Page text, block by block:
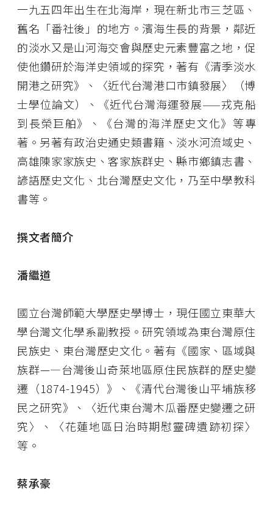
一九五四年出生在北海岸，現在新北市三芝區、
舊名「番社後」的地方。濱海生長的背景，鄰近
的淡水又是山河海交會與歷史元素豐富之地，促
使他鑽研於海洋史領域的探究，著有《清季淡水
開港之研究》、〈近代台灣港口市鎮發展〉（博
士學位論文）、《近代台灣海運發展——戎克船
到長榮巨舶》、《台灣的海洋歷史文化》等專
著。另著有政治史通史類書籍、淡水河流域史、
高雄陳家家族史、客家族群史、縣市鄉鎮志書、
諺語歷史文化、北台灣歷史文化，乃至中學教科
書等。
撰文者簡介
潘繼道
國立台灣師範大學歷史學博士，現任國立東華大
學台灣文化學系副教授。研究領域為東台灣原住
民族史、東台灣歷史文化。著有《國家、區域與
族群—―台灣後山奇萊地區原住民族群的歷史變
遷（1874-1945）》、《清代台灣後山平埔族移
民之研究》、〈近代東台灣木瓜番歷史變遷之研
究〉、〈花蓮地區日治時期慰靈碑遺跡初探〉
等。
蔡承豪